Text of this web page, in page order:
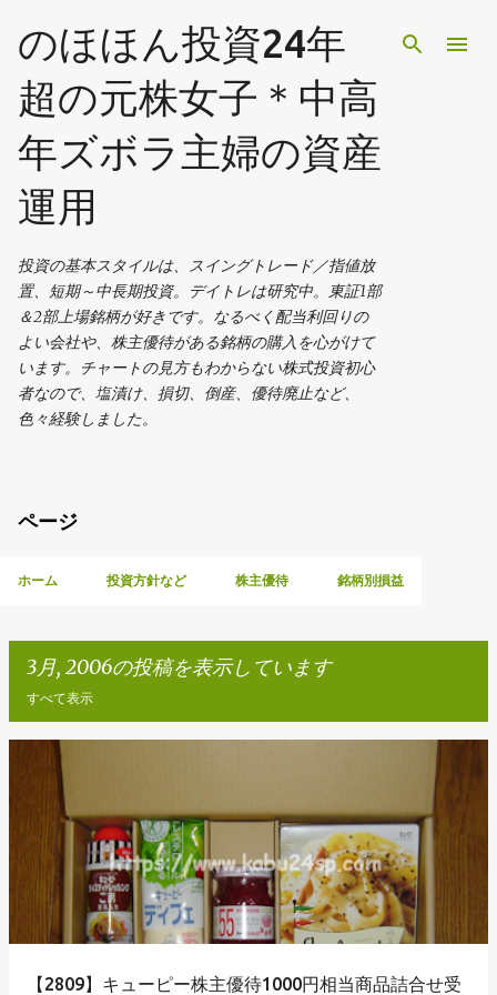
スキップしてメイン コンテンツに移動
のほほん投資24年
超の元株女子＊中高
年ズボラ主婦の資産
運用
投資の基本スタイルは、スイングトレード／指値放
置、短期～中長期投資。デイトレは研究中。東証1部
＆2部上場銘柄が好きです。なるべく配当利回りの
よい会社や、株主優待がある銘柄の購入を心がけて
います。チャートの見方もわからない株式投資初心
者なので、塩漬け、損切、倒産、優待廃止など、
色々経験しました。
ページ
ホーム 投資方針など 株主優待 銘柄別損益
3月, 2006の投稿を表示しています
すべて表示
【2809】キューピー株主優待1000円相当商品詰合せ受